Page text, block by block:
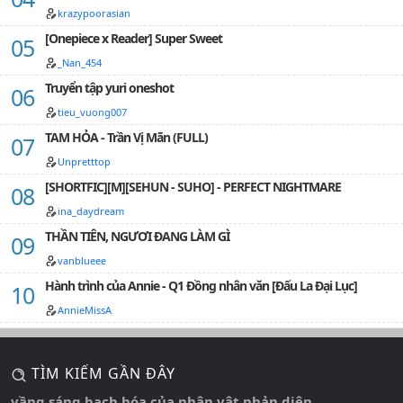
môn - tay cầm trường kiếm, đứng chắn trước cửa đại
điện, áo choàng tung bay trong gió. Nàng quay đầu
nhìn sư tỷ đang e ngại phía sau, ánh mắt kiên định, khẽ
nói:"Sư tỷ đừng sợ, ta sẽ đưa ngươi rời đi."Thông báo:
Vì giới hạn đăng truyện trên Wattpad, phần 1 sẽ kết
thúc ở chương 199. Từ chương 200 trở đi, mời các bạn
đọc tiếp ở phần 2. Xin đa tạ!…
krazypoorasian
[Onepiece x Reader] Super Sweet
_Nan_454
Truyển tập yuri oneshot
tieu_vuong007
TAM HỎA - Trần Vị Mãn (FULL)
Unpretttop
[SHORTFIC][M][SEHUN - SUHO] - PERFECT NIGHTMARE
ina_daydream
THẦN TIÊN, NGƯƠI ĐANG LÀM GÌ
vanblueee
Hành trình của Annie - Q1 Đồng nhân văn [Đấu La Đại Lục]
AnnieMissA
TÌM KIẾM GẦN ĐÂY